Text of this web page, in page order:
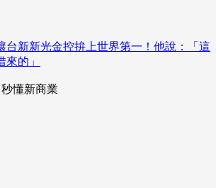
台新新光金控拚上世界第一！他說：「這
的」
懂新商業